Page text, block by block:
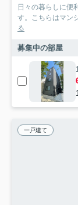
日々の暮らしに便
す。こちらはマン
る
募集中の部屋
一戸建て